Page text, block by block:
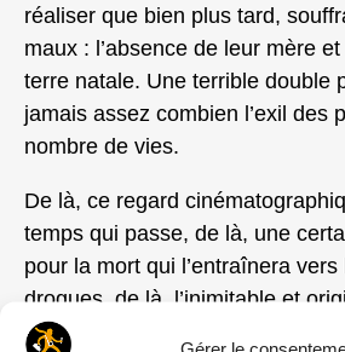
Gérer le
réaliser que bien plus tard,
maux : l’absence de leur mère
terre natale. Une terrible double
jamais assez combien l’exil des
nombre de vies.
De là, ce regard
temps qui passe, de là, une
pour la mort qui l’entraînera vers
drogues, de là, l’inimitable et
cinéma. Pas étonnant, non plus